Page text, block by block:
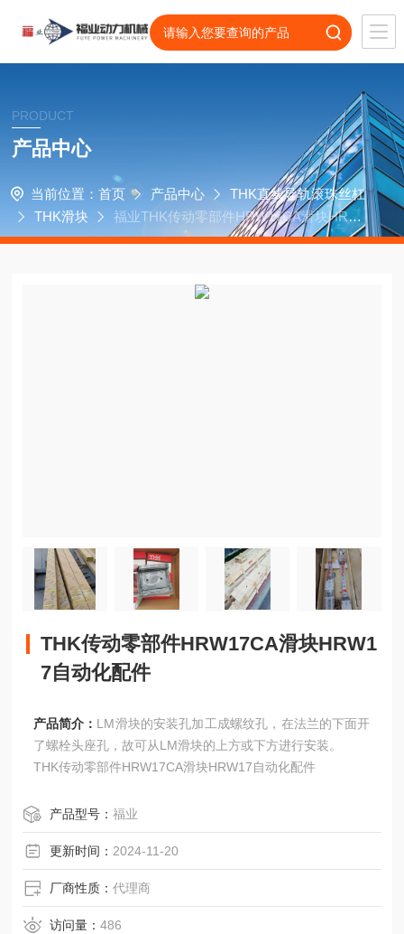
PRODUCT
产品中心
当前位置： 首页 产品中心
THK直线导轨滚珠丝杠
THK滑块
福业THK传动零部件HRW17CA滑块HRW1
7自动化配件
THK传动零部件HRW17CA滑块HRW1
7自动化配件
产品简介： LM滑块的安装孔加工成螺纹孔，在法兰的下面开
了螺栓头座孔，故可从LM滑块的上方或下方进行安装。
THK传动零部件HRW17CA滑块HRW17自动化配件
产品型号：福业
更新时间： 2024-11-20
厂商性质：代理商
访问量：486